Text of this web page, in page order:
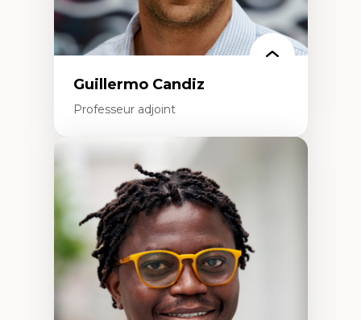
Guillermo Candiz
Professeur adjoint
Expertises
Trajectoires migratoires
Migrations forcées
Études des frontières; Enjeux géopolitiques
des migrations
Politiques migratoires
Réfugiés
Demandeurs d’asile
Migrations irrégulières
Migrations temporaires
Migration et changement climatique
Migration et développement